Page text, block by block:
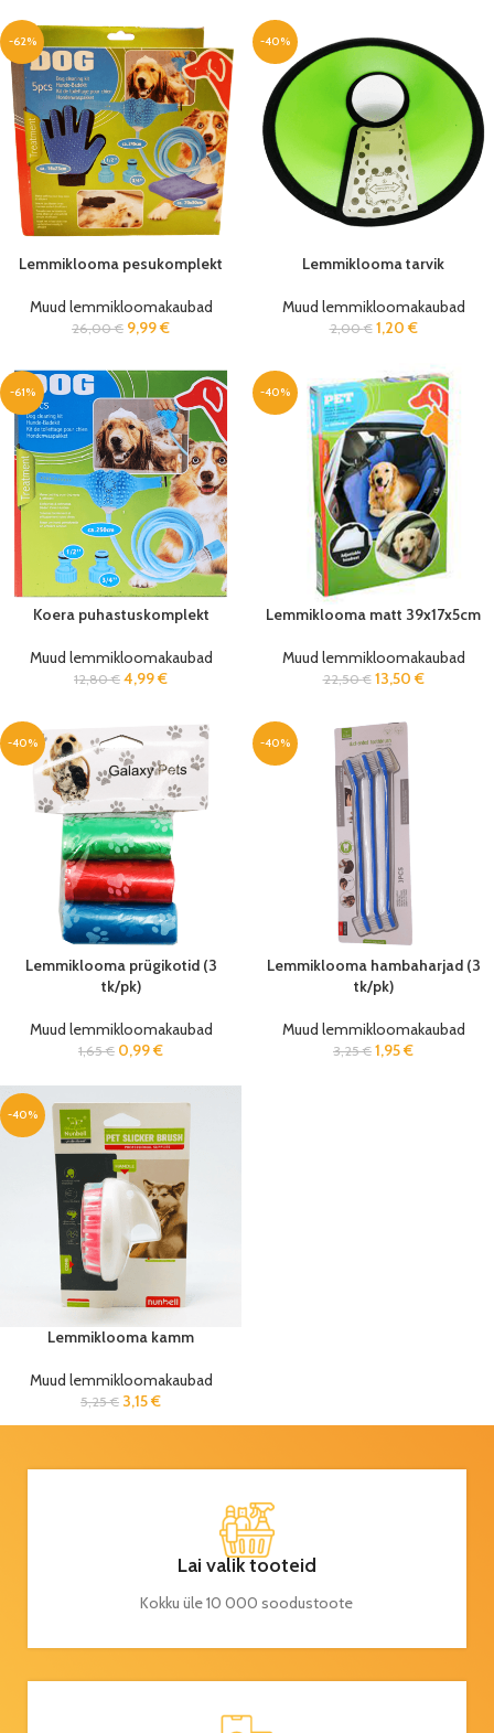
-62%
Lemmiklooma pesukomplekt
Muud lemmikloomakaubad
26,00€ 9,99€
-40%
Lemmiklooma tarvik
Muud lemmikloomakaubad
2,00€ 1,20 €
-61%
Koera puhastuskomplekt
Muud lemmikloomakaubad
12,80€ 4,99€
-40%
Lemmiklooma matt 39x17x5cm
Muud lemmikloomakaubad
22,50€ 13,50 €
-40%
Lemmiklooma prügikotid (3
tk/pk)
Muud lemmikloomakaubad
1,65€ 0,99€
-40%
Lemmiklooma hambaharjad (3
tk/pk)
Muud lemmikloomakaubad
3,25€ 1,95€
-40%
Lemmiklooma kamm
Muud lemmikloomakaubad
5,25€ 3,15€
Lai valik tooteid
Kokku üle 10 000 soodustoote